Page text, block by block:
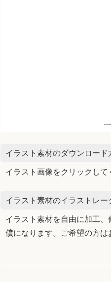
イラスト素材のダウンロード
イラスト画像をクリックし
イラスト素材のイラストレ
イラスト素材を自由に加工
償になります。ご希望の方は